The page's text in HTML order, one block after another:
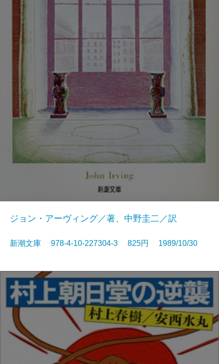
ジョン・アーヴィング／著、中野圭二／訳
新潮文庫 978-4-10-227304-3 825円 1989/10/30